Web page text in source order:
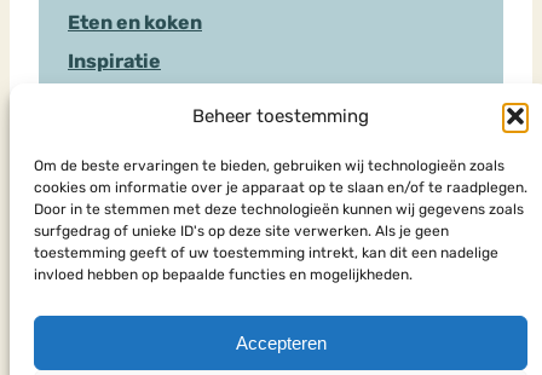
Beheer toestemming
Om de beste ervaringen te bieden, gebruiken wij technologieën zoals
cookies om informatie over je apparaat op te slaan en/of te raadplegen.
Door in te stemmen met deze technologieën kunnen wij gegevens zoals
surfgedrag of unieke ID's op deze site verwerken. Als je geen
toestemming geeft of uw toestemming intrekt, kan dit een nadelige
invloed hebben op bepaalde functies en mogelijkheden.
Accepteren
Eten en koken
Inspiratie
HULPSOORTEN
Chat